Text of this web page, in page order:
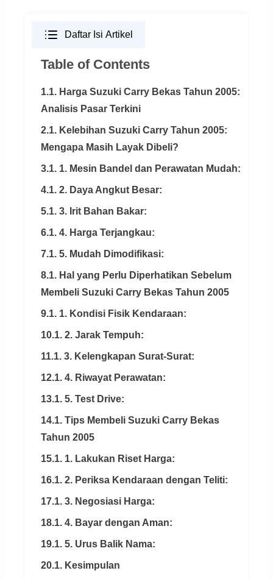
Daftar Isi Artikel
Table of Contents
1.1. Harga Suzuki Carry Bekas Tahun 2005:
Analisis Pasar Terkini
2.1. Kelebihan Suzuki Carry Tahun 2005:
Mengapa Masih Layak Dibeli?
3.1. 1. Mesin Bandel dan Perawatan Mudah:
4.1. 2. Daya Angkut Besar:
5.1. 3. Irit Bahan Bakar:
6.1. 4. Harga Terjangkau:
7.1. 5. Mudah Dimodifikasi:
8.1. Hal yang Perlu Diperhatikan Sebelum
Membeli Suzuki Carry Bekas Tahun 2005
9.1. 1. Kondisi Fisik Kendaraan:
10.1. 2. Jarak Tempuh:
11.1. 3. Kelengkapan Surat-Surat:
12.1. 4. Riwayat Perawatan:
13.1. 5. Test Drive:
14.1. Tips Membeli Suzuki Carry Bekas
Tahun 2005
15.1. 1. Lakukan Riset Harga:
16.1. 2. Periksa Kendaraan dengan Teliti:
17.1. 3. Negosiasi Harga:
18.1. 4. Bayar dengan Aman:
19.1. 5. Urus Balik Nama:
20.1. Kesimpulan